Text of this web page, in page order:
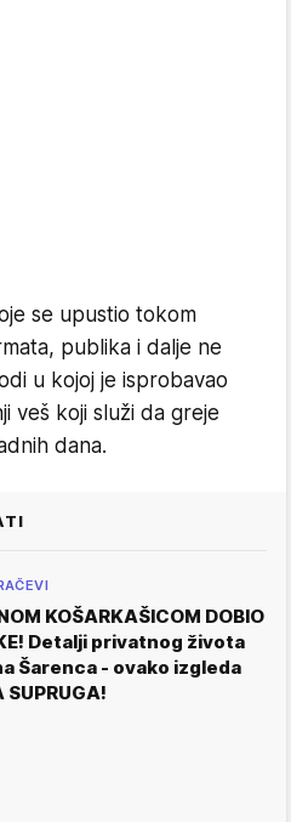
se upustio tokom
publika i dalje ne
u kojoj je isprobavao
veš koji služi da greje
dana.
KOŠARKAŠICOM DOBIO
Detalji privatnog života
Šarenca - ovako izgleda
SUPRUGA!